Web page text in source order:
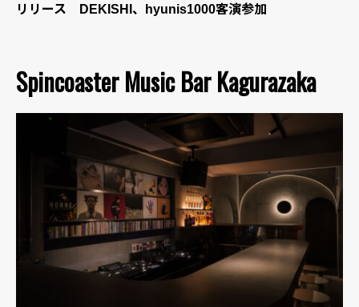
リリース DEKISHI、hyunis1000客演参加
Spincoaster Music Bar Kagurazaka